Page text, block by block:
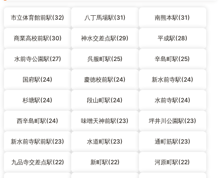
市立体育館前駅(32) 八丁馬場駅(31) 南熊本駅(31)
商業高校前駅(30) 神水交差点駅(29) 平成駅(28)
水前寺公園駅(27) 呉服町駅(25) 辛島町駅(25)
国府駅(24) 慶徳校前駅(24) 新水前寺駅(24)
杉塘駅(24) 段山町駅(24) 水前寺駅(24)
西辛島町駅(24) 味噌天神前駅(23) 坪井川公園駅(23)
新水前寺駅前駅(23) 水道町駅(23) 通町筋駅(23)
九品寺交差点駅(22) 新町駅(22) 河原町駅(22)